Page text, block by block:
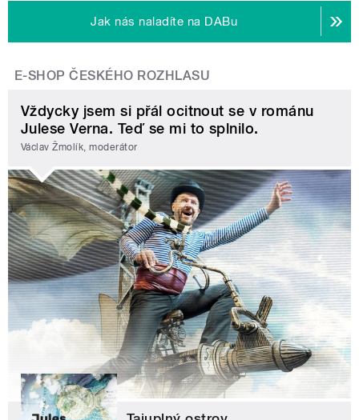
Jak nás naladíte na DABu
E-SHOP ČESKÉHO ROZHLASU
Vždycky jsem si přál ocitnout se v románu
Julese Verna. Teď se mi to splnilo.
Václav Žmolík, moderátor